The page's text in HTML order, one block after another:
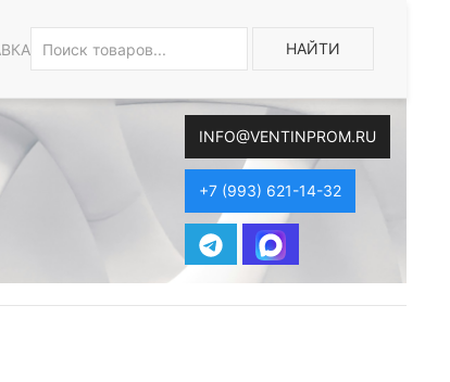
НАЙТИ
INFO@VENTINPROM.RU
+7 (993) 621-14-32